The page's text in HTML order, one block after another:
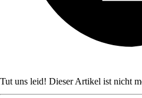
Tut uns leid! Dieser Artikel ist nicht